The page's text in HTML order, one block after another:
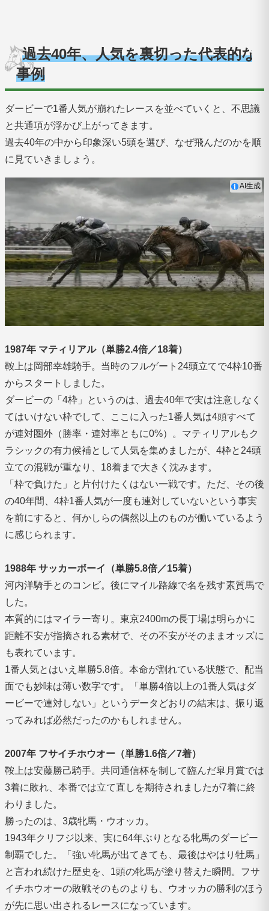
過去40年、人気を裏切った代表的な
事例
ダービーで1番人気が崩れたレースを並べていくと、不思議
と共通項が浮かび上がってきます。
過去40年の中から印象深い5頭を選び、なぜ飛んだのかを順
に見ていきましょう。
AI生成
1987年 マティリアル（単勝2.4倍／18着）
鞍上は岡部幸雄騎手。当時のフルゲート24頭立てで4枠10番
からスタートしました。
ダービーの「4枠」というのは、過去40年で実は注意しなく
てはいけない枠でして、ここに入った1番人気は4頭すべて
が連対圏外（勝率・連対率ともに0%）。マティリアルもク
ラシックの有力候補として人気を集めましたが、4枠と24頭
立ての混戦が重なり、18着まで大きく沈みます。
「枠で負けた」と片付けたくはない一戦です。ただ、その後
の40年間、4枠1番人気が一度も連対していないという事実
を前にすると、何かしらの偶然以上のものが働いているよう
に感じられます。
1988年 サッカーボーイ（単勝5.8倍／15着）
河内洋騎手とのコンビ。後にマイル路線で名を残す素質馬で
した。
本質的にはマイラー寄り。東京2400mの長丁場は明らかに
距離不安が指摘される素材で、その不安がそのままオッズに
も表れています。
1番人気とはいえ単勝5.8倍。本命が割れている状態で、配当
面でも妙味は薄い数字です。「単勝4倍以上の1番人気はダ
ービーで連対しない」というデータどおりの結末は、振り返
ってみれば必然だったのかもしれません。
2007年 フサイチホウオー（単勝1.6倍／7着）
鞍上は安藤勝己騎手。共同通信杯を制して臨んだ皐月賞では
3着に敗れ、本番では立て直しを期待されましたが7着に終
わりました。
勝ったのは、3歳牝馬・ウオッカ。
1943年クリフジ以来、実に64年ぶりとなる牝馬のダービー
制覇でした。「強い牝馬が出てきても、最後はやはり牡馬」
と言われ続けた歴史を、1頭の牝馬が塗り替えた瞬間。フサ
イチホウオーの敗戦そのものよりも、ウオッカの勝利のほう
が先に思い出されるレースになっています。